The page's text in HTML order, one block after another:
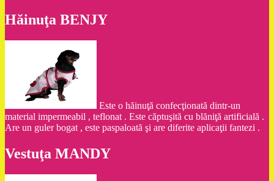
Hăinuţa BENJY
Este o hăinuţă confecţionată dintr-un
material impermeabil , teflonat . Este căptuşită cu blăniţă artificială .
Are un guler bogat , este paspaloată şi are diferite aplicaţii fantezi .
Vestuţa MANDY